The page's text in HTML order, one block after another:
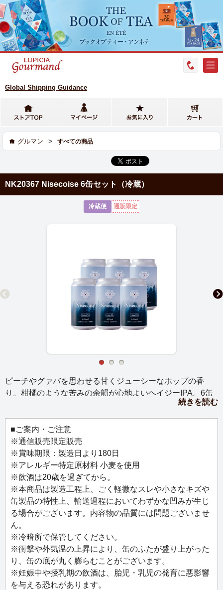
Global Shipping Guidance
グルマン > すべての商品
NK20367 Nisecoise 6缶セット（冷蔵）
冷蔵便 通販限定
ピーチやグァバを思わせる甘くジューシーなホップの香
り。柑橘のような苦みの余韻が心地よいヘイジーIPA。6缶
アルコール分6.5% （ビール専用箱入）
続きを読む
■ご案内・ご注意
※通信販売限定販売
※賞味期限：製造日より180日
※アレルギー特定原材料 小麦を使用
※飲酒は20歳を過ぎてから。
※本商品は製造工程上、ごく軽微なスレや小さなキズや
缶製品の特性上、輸送過程においてわずかな凹みが生じ
る場合がございます。内容物の品質には問題ございませ
ん。
※冷暗所で保管してください。
※衝撃や外気温の上昇により、缶のふたが盛り上がった
り、缶の底が丸く膨らむことがございます。
※妊娠中や授乳期の飲酒は、胎児・乳児の発育に悪影響
を与える恐れがあります。